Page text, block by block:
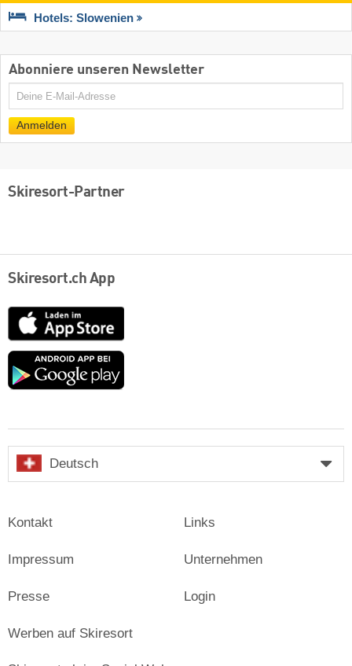
Hotels: Slowenien
Abonniere unseren Newsletter
E-
Anmelden
Skiresort-Partner
Skiresort.ch App
App
Store
Google
Deutsch
Kontakt
Impressum
Presse
Links
Unternehmen
Login
Werben auf Skiresort